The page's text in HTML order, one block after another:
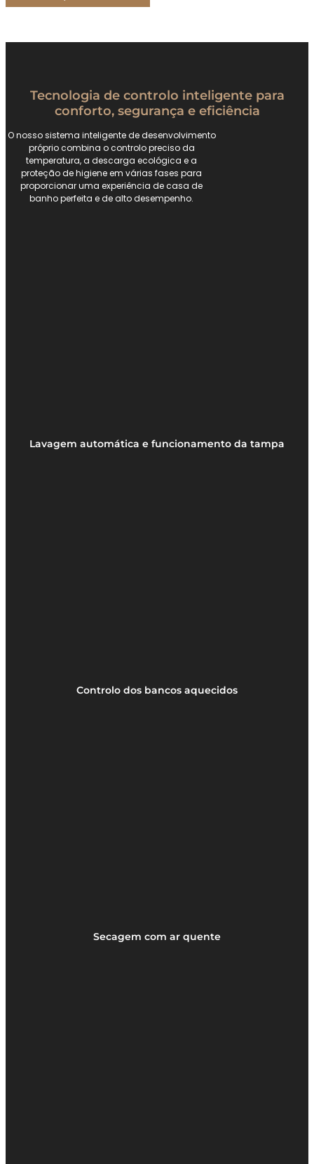
Tecnologia de controlo inteligente para
conforto, segurança e eficiência
O nosso sistema inteligente de desenvolvimento
próprio combina o controlo preciso da
temperatura, a descarga ecológica e a
proteção de higiene em várias fases para
proporcionar uma experiência de casa de
banho perfeita e de alto desempenho.
Lavagem automática e funcionamento da tampa
Controlo dos bancos aquecidos
Secagem com ar quente